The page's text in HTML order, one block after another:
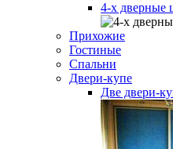
4-х дверные
Прихожие
Гостиные
Спальни
Двери-купе
Две двери-